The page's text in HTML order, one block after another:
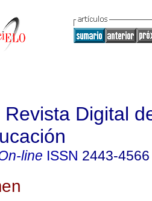
Revista Digital
line ISSN 2443-4566